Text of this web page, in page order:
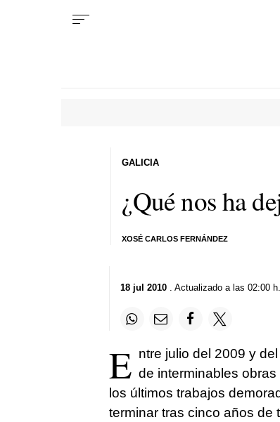
¿Qué nos ha
XOSÉ CARLOS FERNÁNDEZ
GALICIA
18 jul 2010. Actualizado a las 02:00 h.
E ntre julio del 2009 y
de interminables
los últimos trabajos
terminar tras cinco años de